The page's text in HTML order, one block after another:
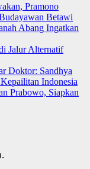
Pramono
Betawi
Abang Ingatkan
Jalur Alternatif
Doktor: Sandhya
Indonesia
Prabowo, Siapkan